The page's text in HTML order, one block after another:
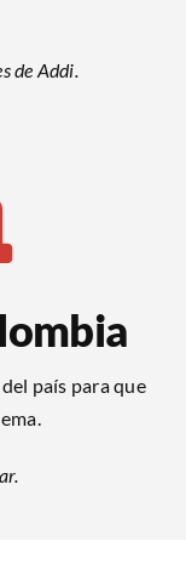
de Addi.
país para que